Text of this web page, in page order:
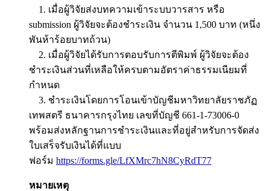
1. เมื่อผู้วิจัยส่งบทความเข้าระบบวารสาร หรือ
submission ผู้วิจัยจะต้องชำระเงิน จำนวน 1,500 บาท (หนึ่ง
พันห้าร้อยบาทถ้วน)
2. เมื่อผู้วิจัยได้รับการตอบรับการตีพิมพ์ ผู้วิจัยจะต้อง
ชำระเงินส่วนที่เหลือให้ครบตามอัตราค่าธรรมเนียมที่
กำหนด
3. ชำระเงินโดยการโอนเข้าบัญชีมหาวิทยาลัยราชภัฏ
เทพสตรี ธนาคารกรุงไทย เลขที่บัญชี 661-1-73006-0
พร้อมส่งหลักฐานการชำระเงินและที่อยู่สำหรับการจัดส่ง
ใบเสร็จรับเงินได้ที่แบบ
ฟอร์ม https://forms.gle/LfXMrc7hN8CyRdT77
หมายเหตุ